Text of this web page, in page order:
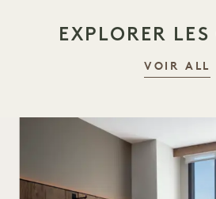
EXPLORER LES
VOIR ALL